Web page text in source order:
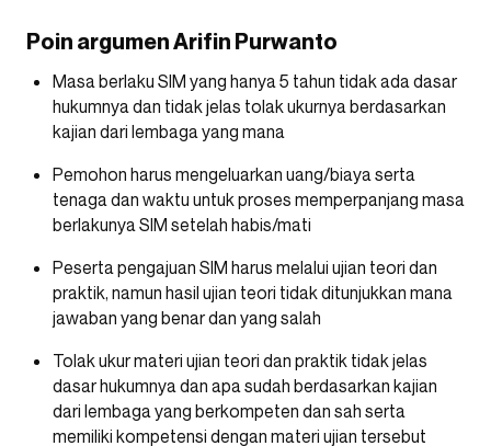
Poin argumen Arifin Purwanto
Masa berlaku SIM yang hanya 5 tahun tidak ada dasar
hukumnya dan tidak jelas tolak ukurnya berdasarkan
kajian dari lembaga yang mana
Pemohon harus mengeluarkan uang/biaya serta
tenaga dan waktu untuk proses memperpanjang masa
berlakunya SIM setelah habis/mati
Peserta pengajuan SIM harus melalui ujian teori dan
praktik, namun hasil ujian teori tidak ditunjukkan mana
jawaban yang benar dan yang salah
Tolak ukur materi ujian teori dan praktik tidak jelas
dasar hukumnya dan apa sudah berdasarkan kajian
dari lembaga yang berkompeten dan sah serta
memiliki kompetensi dengan materi ujian tersebut